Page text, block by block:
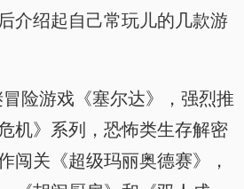
介绍起自己常玩儿的几款游
险游戏《塞尔达》，强烈推
机》系列，恐怖类生存解密
闯关《超级玛丽奥德赛》，